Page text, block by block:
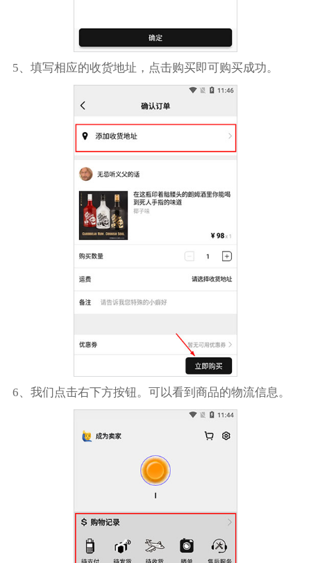
5、填写相应的收货地址，点击购买即可购买成功。
6、我们点击右下方按钮。可以看到商品的物流信息。